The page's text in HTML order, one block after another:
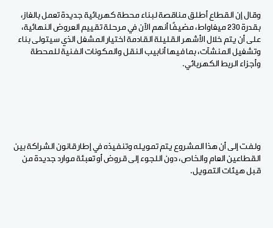
وقال إن القطاع أطلق مناقصة لبناء محطة كهربائية جديدة تعمل بالغاز،
بقدرة 230 ميغاواط، مضيفًا أنهم الآن في مرحلة تقييم العروض النهائية،
على أن يتم خلال الأشهر القليلة القادمة اختيار المشغل الذي سيتولى بناء
وتشغيل المنشآت، بما فيها أنابيب النقل والمكونات الفنية للمحطة
وأجزاء الربط الكهربائي.
ولفت إلى أن هذا المشروع يتم تمويله وتنفيذه في إطار قانون الشراكة بين
القطاعين العام والخاص، دون اللجوء إلى قروض أو تعبئة موارد جديدة من
قبل هيئات التمويل.